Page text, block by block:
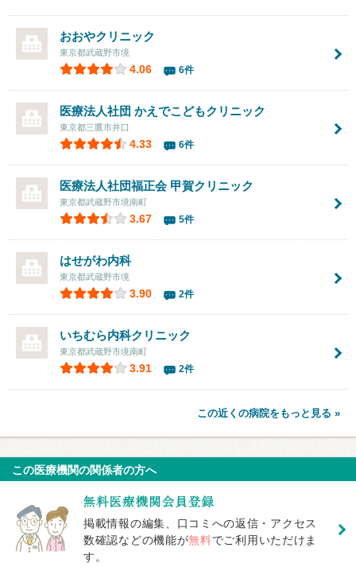
おおやクリニック
東京都武蔵野市境
4.06 6件
医療法人社団 かえでこどもクリニック
東京都三鷹市井口
4.33 6件
医療法人社団福正会 甲賀クリニック
東京都武蔵野市境南町
3.67 5件
はせがわ内科
東京都武蔵野市境
3.90 2件
いちむら内科クリニック
東京都武蔵野市境南町
3.91 2件
この近くの病院をもっと見る »
この医療機関の関係者の方へ
掲載情報の編集、口コミへの返信・アクセス
数確認などの機能が無料でご利用いただけま
す。